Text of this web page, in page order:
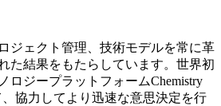
ジェクト管理、技術モデルを常に革
た結果をもたらしています。世界初
ロジープラットフォームChemistry
、協力してより迅速な意思決定を行